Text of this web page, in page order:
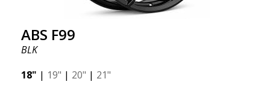
ABS F99
BLK
18" | 19" | 20" | 21"